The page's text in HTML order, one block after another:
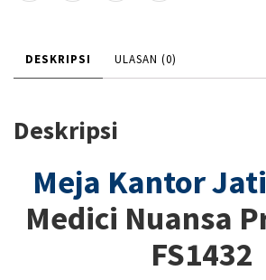
DESKRIPSI ULASAN (0)
Deskripsi
Meja Kantor Jati
Medici Nuansa
FS1432